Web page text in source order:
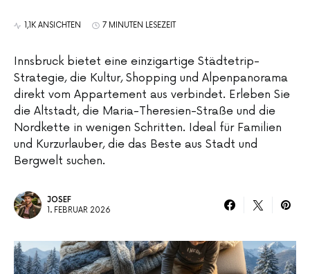
1,1K ANSICHTEN 7 MINUTEN LESEZEIT
Innsbruck bietet eine einzigartige Städtetrip-
Strategie, die Kultur, Shopping und Alpenpanorama
direkt vom Appartement aus verbindet. Erleben Sie
die Altstadt, die Maria-Theresien-Straße und die
Nordkette in wenigen Schritten. Ideal für Familien
und Kurzurlauber, die das Beste aus Stadt und
Bergwelt suchen.
JOSEF
1. FEBRUAR 2026